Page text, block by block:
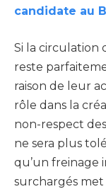
candidate au
Si la circulation
reste
raison de leur
rôle dans la
non-respect
ne sera plus
qu’un freinage
surchargés